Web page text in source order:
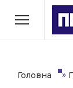
Головна »